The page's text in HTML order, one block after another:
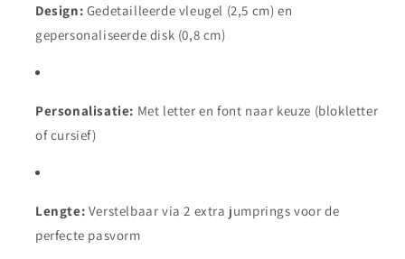
Design: Gedetailleerde vleugel (2,5 cm) en
gepersonaliseerde disk (0,8 cm)
Personalisatie: Met letter en font naar keuze (blokletter
of cursief)
Lengte: Verstelbaar via 2 extra jumprings voor de
perfecte pasvorm